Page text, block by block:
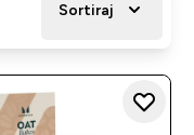
Sortiraj